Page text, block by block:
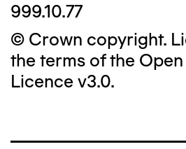
999.10.77
© Crown copyright.
the terms of the
Licence v3.0.